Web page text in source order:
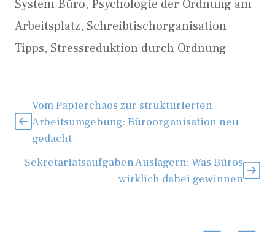
System Büro, Psychologie der Ordnung am
Arbeitsplatz, Schreibtischorganisation
Tipps, Stressreduktion durch Ordnung
Vom Papierchaos zur strukturierten
Arbeitsumgebung: Büroorganisation neu
gedacht
Sekretariatsaufgaben Auslagern: Was Büros
wirklich dabei gewinnen